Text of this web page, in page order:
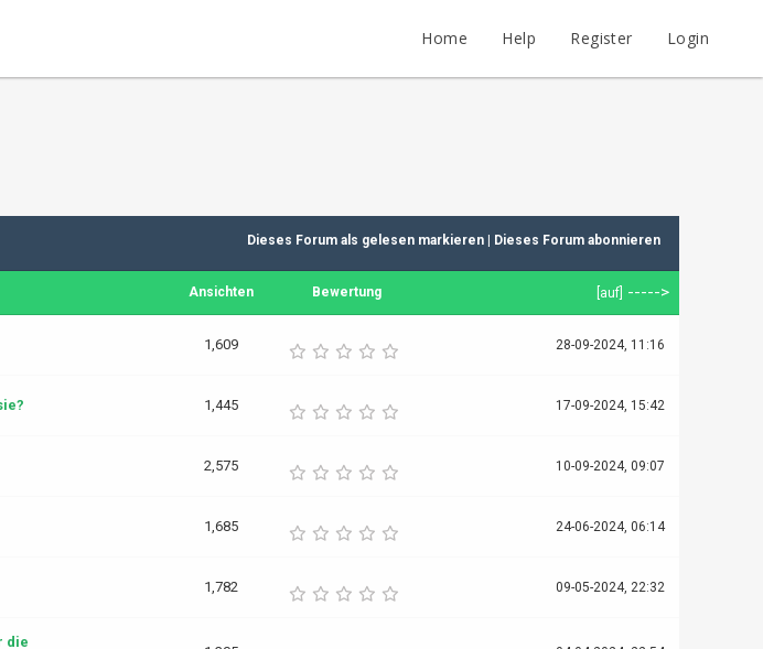
Home Help Register Login
Dieses Forum als gelesen markieren| Dieses Forum abonnieren
Ansichten Bewertung auf] ----->
1,609 28-09-2024, 11:16
1,445 17-09-2024, 15:42
2,575 10-09-2024, 09:07
1,685 24-06-2024, 06:14
1,782 09-05-2024, 22:32
die